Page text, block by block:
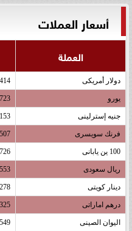
أسعار العملات
العملة
دولار أمريكى
يورو
جنيه إسترلينى
فرنك سويسرى
100 ين يابانى
ريال سعودى
دينار كويتى
درهم اماراتى
اليوان الصينى